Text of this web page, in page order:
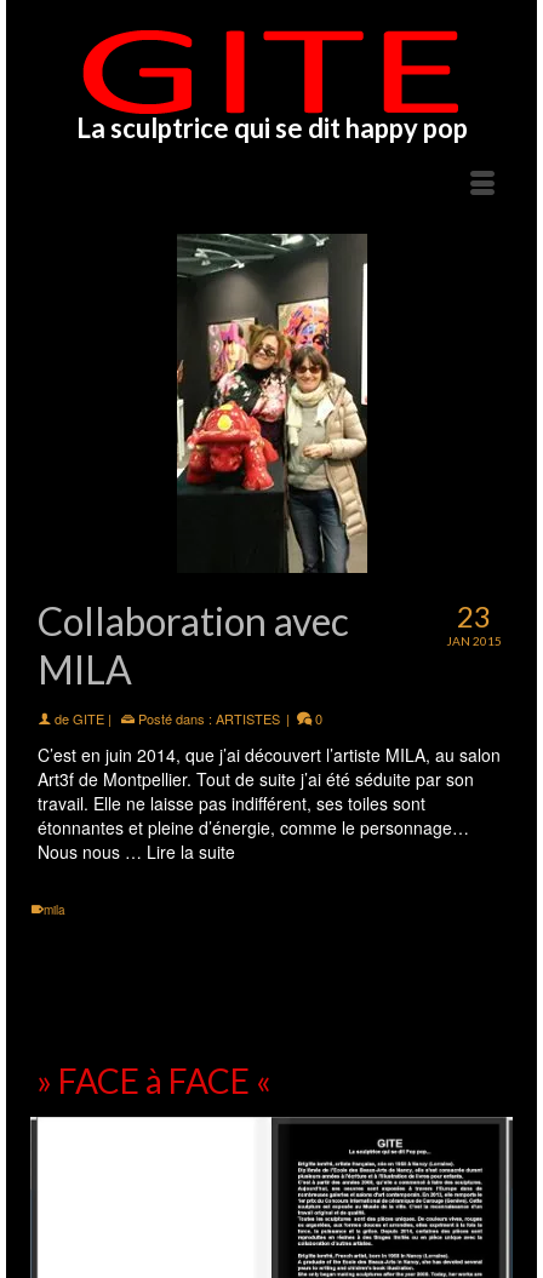
La sculptrice qui se dit happy pop
23
JAN 2015
Collaboration avec
MILA
deGITE | Posté dans : ARTISTES | 0
C’est en juin 2014, que j’ai découvert l’artiste MILA, au salon
Art3f de Montpellier. Tout de suite j’ai été séduite par son
travail. Elle ne laisse pas indifférent, ses toiles sont
étonnantes et pleine d’énergie, comme le personnage…
Nous nous … Lire la suite
mila
» FACE à FACE «